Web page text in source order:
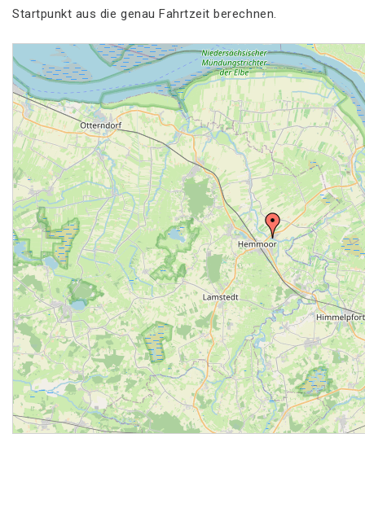
Startpunkt aus die genau Fahrtzeit berechnen.